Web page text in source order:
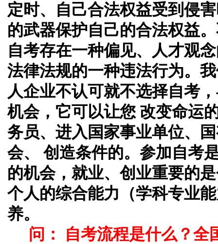
定时、自己合法权益受到侵
的武器保护自己的合法权益
自考存在一种偏见、人才观
法律法规的一种违法行为。
人企业不认可就不选择自考
机会，它可以让您 改变命运
务员、进入国家事业单位、
会、 创造条件的。参加自考
的机会，就业、创业重要的
个人的综合能力（学科专业
养。
问： 自考流程是什么？全